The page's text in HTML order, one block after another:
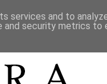
services and to
security metrics to